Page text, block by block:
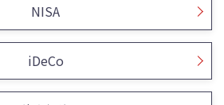
NISA
iDeCo